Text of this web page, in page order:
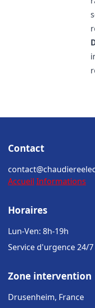
Contact
Accueil Informations
Horaires
Lun-Ven: 8h-19h
Service d'urgence 24/7
Zone intervention
Drusenheim, France